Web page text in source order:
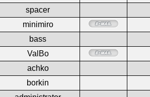
spacer
minimiro
bass
ValBo
achko
borkin